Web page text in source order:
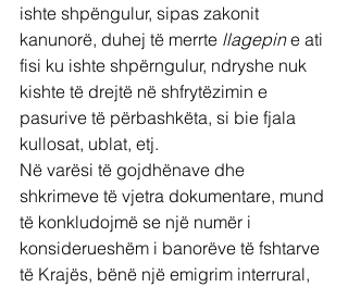
ishte shpëngulur, sipas zakonit
kanunorë, duhej të merrte llagepin e ati
fisi ku ishte shpërngulur, ndryshe nuk
kishte të drejtë në shfrytëzimin e
pasurive të përbashkëta, si bie fjala
kullosat, ublat, etj.
Në varësi të gojdhënave dhe
shkrimeve të vjetra dokumentare, mund
të konkludojmë se një numër i
konsiderueshëm i banorëve të fshtarve
të Krajës, bënë një emigrim interrural,